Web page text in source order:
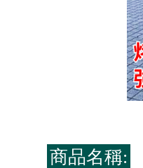
商品名稱: